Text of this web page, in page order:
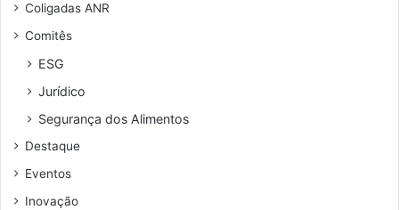
Coligadas ANR
Comitês
ESG
Jurídico
Segurança dos Alimentos
Destaque
Eventos
Inovação